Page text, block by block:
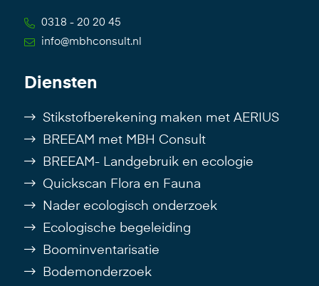
0318 - 20 20 45
info@mbhconsult.nl
Diensten
Stikstofberekening maken met AERIUS
BREEAM met MBH Consult
BREEAM- Landgebruik en ecologie
Quickscan Flora en Fauna
Nader ecologisch onderzoek
Ecologische begeleiding
Boominventarisatie
Bodemonderzoek